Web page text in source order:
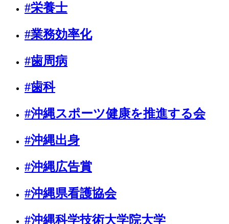
#栄養士
#業務効率化
#歯周病
#歯科
#沖縄スポーツ健康を推進する会
#沖縄出身
#沖縄広告賞
#沖縄県看護協会
#沖縄科学技術大学院大学